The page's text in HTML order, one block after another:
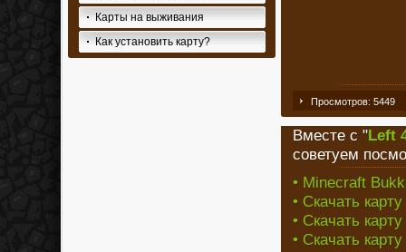
Карты на выживания
Как установить карту?
Просмотров: 5449
Вместе с "Left
советуем
• Minecraft
• Скачать
• Скачать
• Скачать